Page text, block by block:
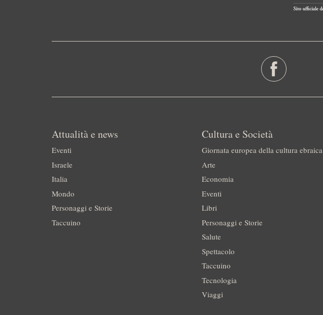
Attualità e news
Eventi
Israele
Italia
Mondo
Personaggi e Storie
Taccuino
Cultura e Società
Giornata europea della cultura ebraica
Arte
Economia
Eventi
Libri
Personaggi e Storie
Salute
Spettacolo
Taccuino
Tecnologia
Viaggi